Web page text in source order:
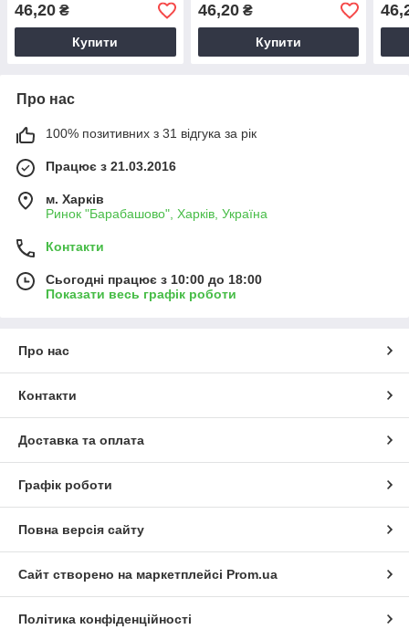
46,20 ₴
Купити
46,20₴
Купити
Про нас
100% позитивних з 31 відгука за рік
Працює з 21.03.2016
м. Харків
Ринок "Барабашово", Харків, Україна
Контакти
Сьогодні працює з 10:00 до 18:00
Показати весь графік роботи
Про нас
Контакти
Доставка та оплата
Графік роботи
Повна версія сайту
Сайт створено на маркетплейсі Prom.ua
Політика конфіденційності